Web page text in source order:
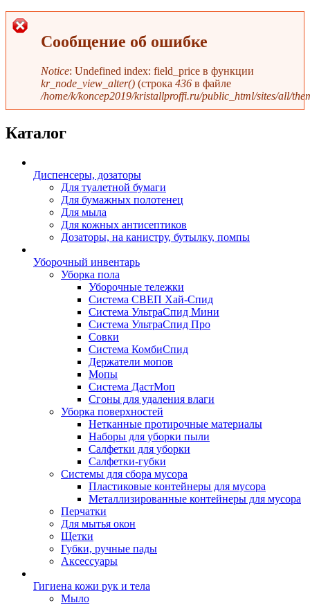
Сообщение об ошибке
Notice: Undefined index: field_price в функции
kr_node_view_alter() (строка 436 в файле
/home/k/koncep2019/kristallproffi.ru/public_html/sites/all/
Каталог
Диспенсеры, дозаторы
Для туалетной бумаги
Для бумажных полотенец
Для мыла
Для кожных антисептиков
Дозаторы, на канистру, бутылку, помпы
Уборочный инвентарь
Уборка пола
Уборочные тележки
Система СВЕП Хай-Спид
Система УльтраСпид Мини
Система УльтраСпид Про
Совки
Система КомбиСпид
Держатели мопов
Мопы
Система ДастМоп
Сгоны для удаления влаги
Уборка поверхностей
Нетканные протирочные материалы
Наборы для уборки пыли
Салфетки для уборки
Салфетки-губки
Системы для сбора мусора
Пластиковые контейнеры для мусора
Металлизированные контейнеры для мусора
Перчатки
Для мытья окон
Щетки
Губки, ручные пады
Аксессуары
Гигиена кожи рук и тела
Мыло